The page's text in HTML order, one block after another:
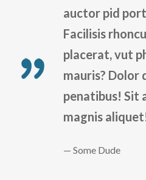
auctor pid
Facilisis
placerat, vut
mauris? Dolor
penatibus! Sit
magnis
Some Dude